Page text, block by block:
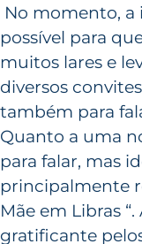
No momento,
possível para
muitos lares e
diversos
também para
Quanto a uma
para falar, mas
principalmente
Mãe em Libras
gratificante